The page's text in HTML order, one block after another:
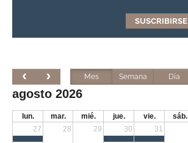
Mes Semana Día
agosto 2026
lun. mar. mié. jue. vie.
sáb.
27
28 29 30 31